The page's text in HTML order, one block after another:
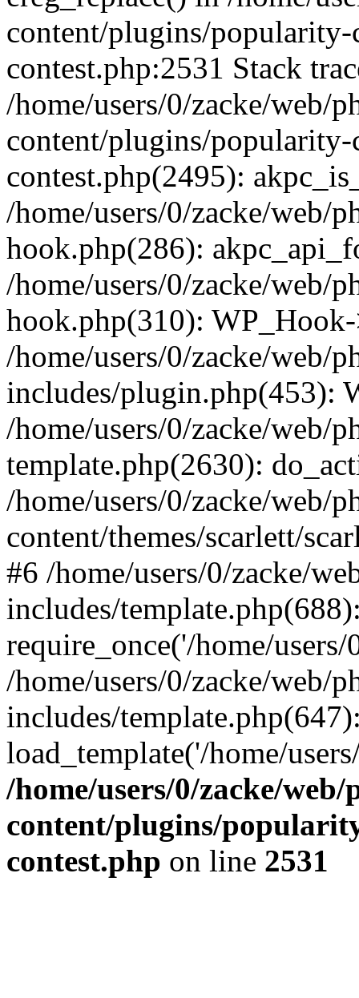
content/plugins/
contest.php:2531 Stack
/home/users/0/zacke/web/
content/plugins/
contest.php(2495):
/home/users/0/zacke/web/
hook.php(286):
/home/users/0/zacke/web/
hook.php(310):
/home/users/0/zacke/web/
includes/plugin.php(453):
/home/users/0/zacke/web/
template.php(2630):
/home/users/0/zacke/web/
content/themes/scarlett/
#6 /home/users/0/zacke/
includes/
require_once('/home/
/home/users/0/zacke/web/
includes/
load_template('/home/
/home/users/0/zacke/
content/plugins/
contest.php on line 2531